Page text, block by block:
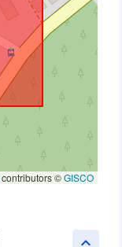
contributors ©GISCO
keyboard_arrow_up